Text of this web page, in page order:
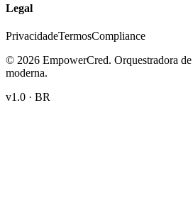
Legal
PrivacidadeTermosCompliance
© 2026 EmpowerCred. Orquestradora
moderna.
v1.0 · BR